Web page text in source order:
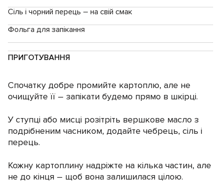
Сіль і чорний перець – на свій смак
Фольга для запікання
ПРИГОТУВАННЯ
Спочатку добре промийте картоплю, але не
очищуйте її – запікати будемо прямо в шкірці.
У ступці або мисці розітріть вершкове масло з
подрібненим часником, додайте чебрець, сіль і
перець.
Кожну картоплину надріжте на кілька частин, але
не до кінця – щоб вона залишилася цілою.